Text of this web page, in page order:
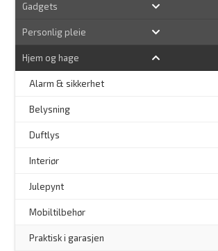
Gadgets
Personlig pleie
Hjem og hage
Alarm & sikkerhet
Belysning
Duftlys
Interiør
Julepynt
Mobiltilbehør
Praktisk i garasjen